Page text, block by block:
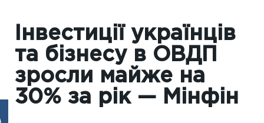
Інвестиції українців
та бізнесу в ОВДП
зросли майже на
30% за рік — Мінфін